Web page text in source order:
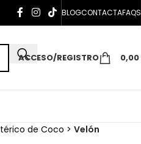
BLOGCONTACTAFAQS
ACCESO/REGISTRO 0,00
de Coco > Velón